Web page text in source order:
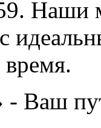
Наши
- Ваш